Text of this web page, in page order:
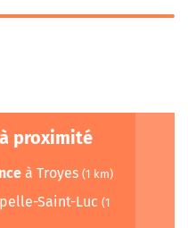
proximité
à Troyes (1 km)
Saint-Luc (1